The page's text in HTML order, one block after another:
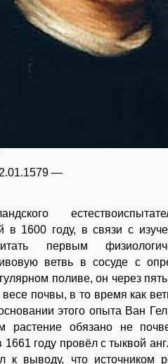
—
в 1600 году, в связи с
первым
ветвь в сосуде с
поливе, он через
почвы, в то время как
этого опыта Ван
растение обязано не
1661 году провёл с тыквой
к выводу, что источником